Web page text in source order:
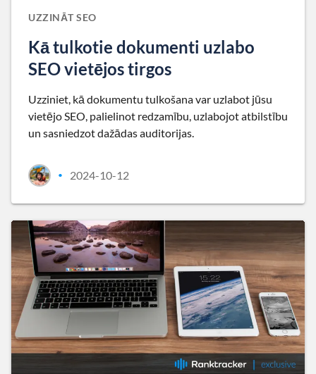
UZZINĀT SEO
Kā tulkotie dokumenti uzlabo
SEO vietējos tirgos
Uzziniet, kā dokumentu tulkošana var uzlabot jūsu
vietējo SEO, palielinot redzamību, uzlabojot atbilstību
un sasniedzot dažādas auditorijas.
• 2024-10-12